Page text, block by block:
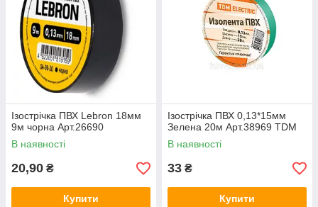
Ізострічка ПВХ Lebron 18мм
9м чорна Арт.26690
В наявності
20,90 ₴
Купити
Ізострічка ПВХ 0,13*15мм
Зелена 20м Арт.38969 TDM
В наявності
33 ₴
Купити